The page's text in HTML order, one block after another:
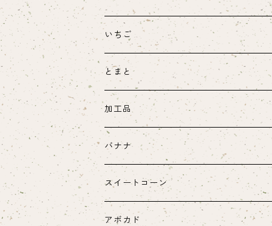
いちご
とまと
加工品
バナナ
スイートコーン
ヤングコーン
アボカド